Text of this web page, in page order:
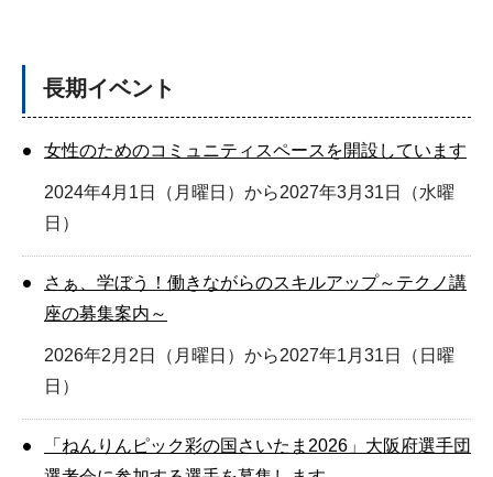
長期イベント
女性のためのコミュニティスペースを開設しています
2024年4月1日（月曜日）から2027年3月31日（水曜
日）
さぁ、学ぼう！働きながらのスキルアップ～テクノ講
座の募集案内～
2026年2月2日（月曜日）から2027年1月31日（日曜
日）
「ねんりんピック彩の国さいたま2026」大阪府選手団